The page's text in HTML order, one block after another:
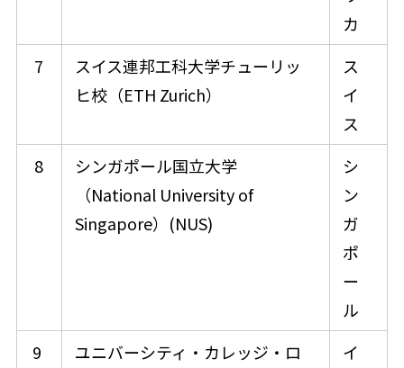
カ
7
スイス連邦工科大学チューリッ
ヒ校（ETH Zurich）
ス
イ
ス
8
シンガポール国立大学
（National University of
Singapore）(NUS)
シ
ン
ガ
ポ
ー
ル
9
ユニバーシティ・カレッジ・ロ
イ